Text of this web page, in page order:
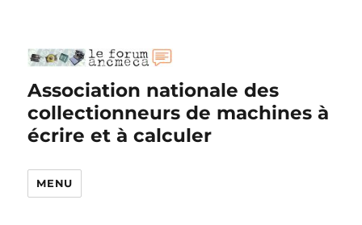
Association nationale des
collectionneurs de machines à
écrire et à calculer
MENU